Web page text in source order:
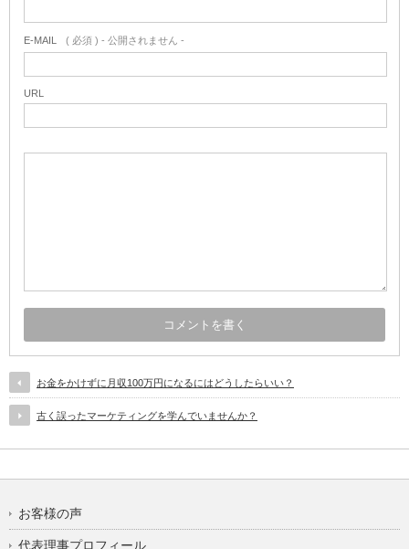
E-MAIL ( 必須 ) - 公開されません -
URL
お金をかけずに月収100万円になるにはどうしたらいい？
古く誤ったマーケティングを学んでいませんか？
お客様の声
代表理事プロフィール